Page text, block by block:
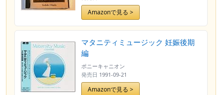
Amazonで見る >
マタニティミュージック 妊娠後期
編
ポニーキャニオン
発売日 1991-09-21
Amazonで見る >